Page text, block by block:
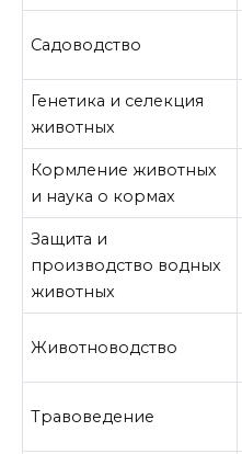
Садоводство
Генетика и селекция
животных
Кормление животных
и наука о кормах
Защита и
производство водных
животных
Животноводство
Травоведение